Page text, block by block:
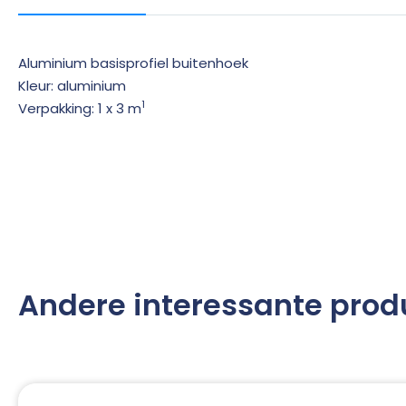
Aluminium basisprofiel buitenhoek
Kleur: aluminium
Verpakking: 1 x 3 m1
Andere interessante